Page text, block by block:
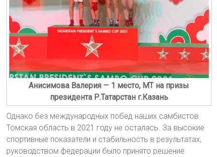
Анисимова Валерия — 1 место, МТ на призы
президента Р.Татарстан г.Казань
Однако без международных побед наших самбистов
Томская область в 2021 году не осталась. За высокие
спортивные показатели и стабильность в результатах,
руководством федерации было принято решение